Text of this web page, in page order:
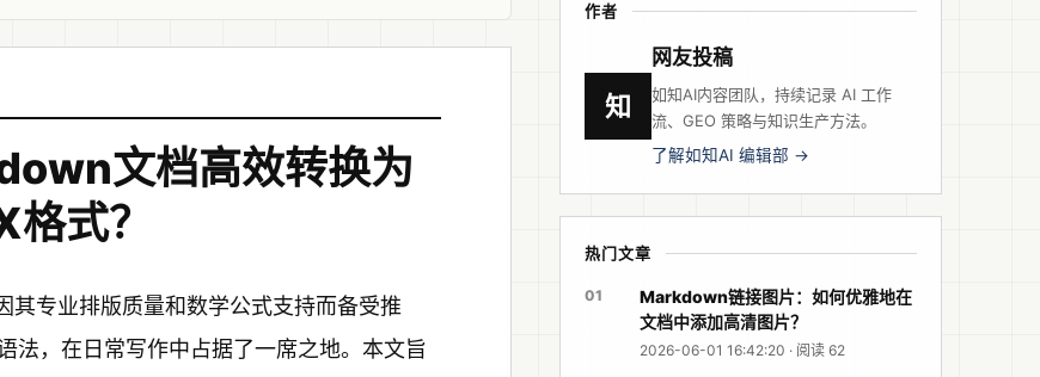
文档高效转换为
式？
其专业排版质量和数学公式支持而备受推
，在日常写作中占据了一席之地。本文旨
作者
知
网友投稿
如知AI内容团队，持续记录 AI 工作
流、GEO 策略与知识生产方法。
了解如知AI 编辑部 →
热门文章
01
Markdown链接图片：如何优雅地在
文档中添加高清图片？
2026-06-01 16:42:20 · 阅读 62